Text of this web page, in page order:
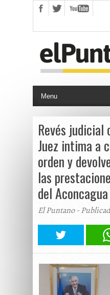
Revés judicial
Juez intima a
orden y
las
del Aconcagua
El Puntano -